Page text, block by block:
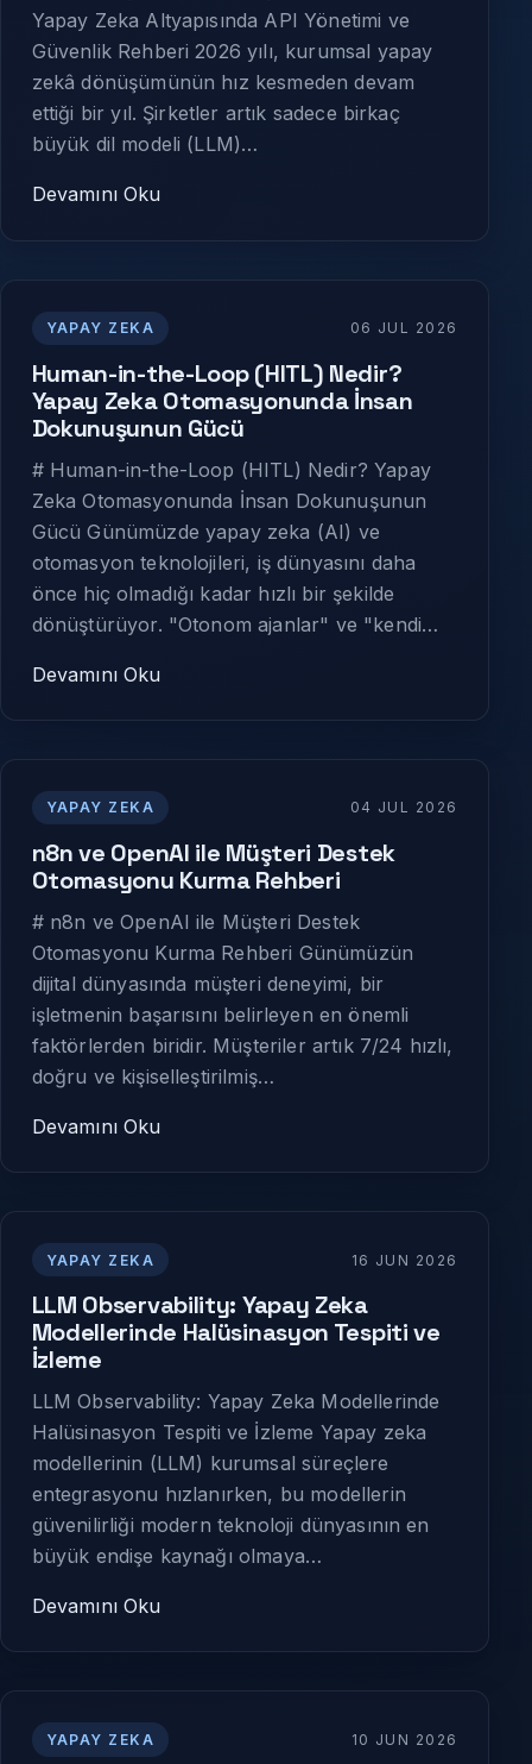
Yapay Zeka Altyapısında API Yönetimi ve
Güvenlik Rehberi 2026 yılı, kurumsal yapay
zekâ dönüşümünün hız kesmeden devam
ettiği bir yıl. Şirketler artık sadece birkaç
büyük dil modeli (LLM)…
Devamını Oku
YAPAY ZEKA 06 JUL 2026
Human-in-the-Loop (HITL) Nedir?
Yapay Zeka Otomasyonunda İnsan
Dokunuşunun Gücü
# Human-in-the-Loop (HITL) Nedir? Yapay
Zeka Otomasyonunda İnsan Dokunuşunun
Gücü Günümüzde yapay zeka (AI) ve
otomasyon teknolojileri, iş dünyasını daha
önce hiç olmadığı kadar hızlı bir şekilde
dönüştürüyor. "Otonom ajanlar" ve "kendi…
Devamını Oku
YAPAY ZEKA 04 JUL 2026
n8n ve OpenAI ile Müşteri Destek
Otomasyonu Kurma Rehberi
# n8n ve OpenAI ile Müşteri Destek
Otomasyonu Kurma Rehberi Günümüzün
dijital dünyasında müşteri deneyimi, bir
işletmenin başarısını belirleyen en önemli
faktörlerden biridir. Müşteriler artık 7/24 hızlı,
doğru ve kişiselleştirilmiş…
Devamını Oku
YAPAY ZEKA 16 JUN 2026
LLM Observability: Yapay Zeka
Modellerinde Halüsinasyon Tespiti ve
İzleme
LLM Observability: Yapay Zeka Modellerinde
Halüsinasyon Tespiti ve İzleme Yapay zeka
modellerinin (LLM) kurumsal süreçlere
entegrasyonu hızlanırken, bu modellerin
güvenilirliği modern teknoloji dünyasının en
büyük endişe kaynağı olmaya…
Devamını Oku
YAPAY ZEKA 10 JUN 2026